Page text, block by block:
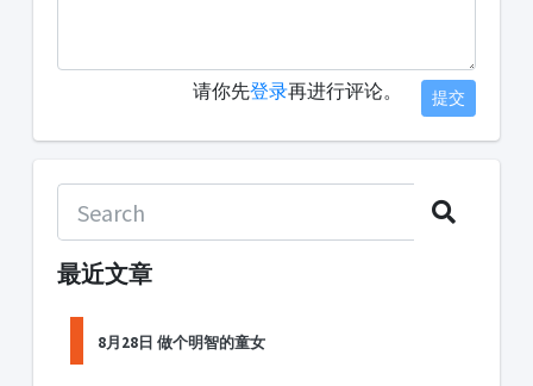
请你先登录再进行评论。 提交
最近文章
8月28日 做个明智的童女